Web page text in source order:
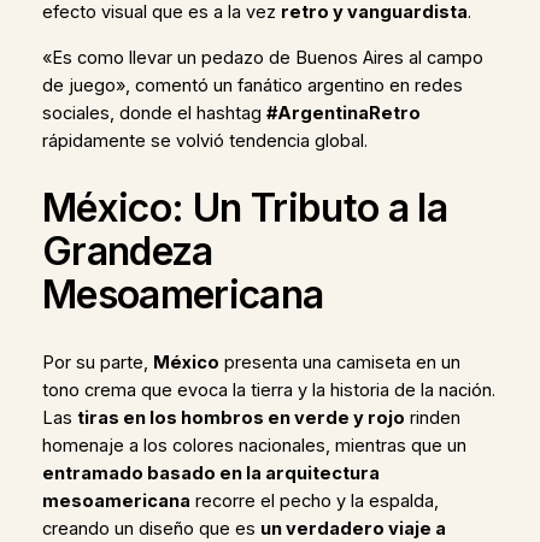
efecto visual que es a la vez retro y vanguardista.
«Es como llevar un pedazo de Buenos Aires al campo
de juego», comentó un fanático argentino en redes
sociales, donde el hashtag #ArgentinaRetro
rápidamente se volvió tendencia global.
México: Un Tributo a la
Grandeza
Mesoamericana
Por su parte, México presenta una camiseta en un
tono crema que evoca la tierra y la historia de la nación.
Las tiras en los hombros en verde y rojo rinden
homenaje a los colores nacionales, mientras que un
entramado basado en la arquitectura
mesoamericana recorre el pecho y la espalda,
creando un diseño que es un verdadero viaje a